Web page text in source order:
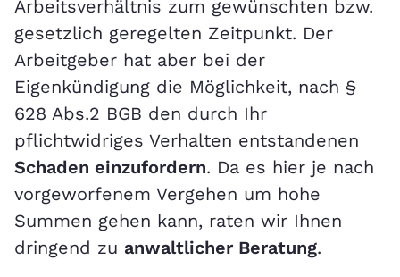
Arbeitsverhältnis zum gewünschten bzw.
gesetzlich geregelten Zeitpunkt. Der
Arbeitgeber hat aber bei der
Eigenkündigung die Möglichkeit, nach §
628 Abs.2 BGB den durch Ihr
pflichtwidriges Verhalten entstandenen
Schaden einzufordern. Da es hier je nach
vorgeworfenem Vergehen um hohe
Summen gehen kann, raten wir Ihnen
dringend zu anwaltlicher Beratung.